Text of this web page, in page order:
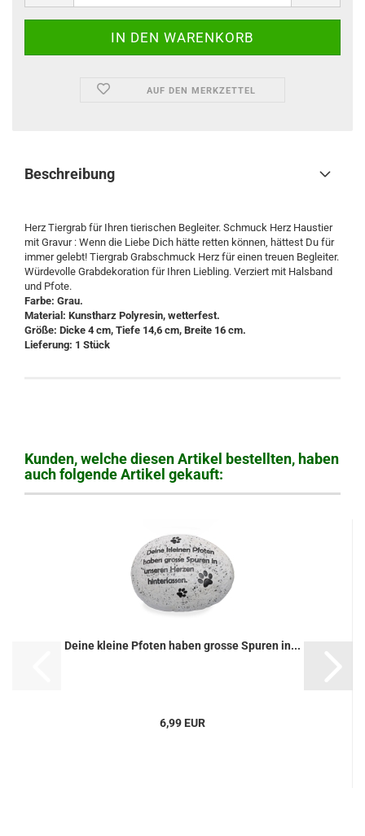
AUF DEN MERKZETTEL
Beschreibung
Herz Tiergrab für Ihren tierischen Begleiter. Schmuck Herz Haustier
mit Gravur : Wenn die Liebe Dich hätte retten können, hättest Du für
immer gelebt! Tiergrab Grabschmuck Herz für einen treuen Begleiter.
Würdevolle Grabdekoration für Ihren Liebling. Verziert mit Halsband
und Pfote.
Farbe: Grau.
Material: Kunstharz Polyresin, wetterfest.
Größe: Dicke 4 cm, Tiefe 14,6 cm, Breite 16 cm.
Lieferung: 1 Stück
Kunden, welche diesen Artikel bestellten, haben
auch folgende Artikel gekauft:
Deine kleine Pfoten haben grosse Spuren in...
6,99 EUR